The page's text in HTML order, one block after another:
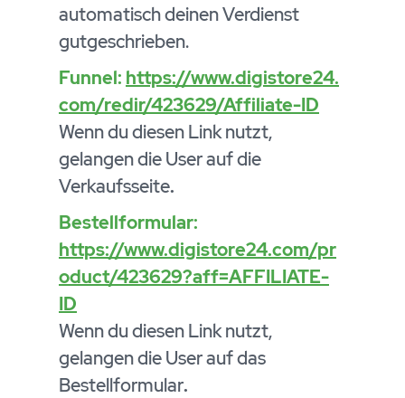
automatisch deinen Verdienst
gutgeschrieben.
Funnel: https://www.digistore24.
com/redir/423629/Affiliate-ID
Wenn du diesen Link nutzt,
gelangen die User auf die
Verkaufsseite.
Bestellformular:
https://www.digistore24.com/pr
oduct/423629?aff=AFFILIATE-
ID
Wenn du diesen Link nutzt,
gelangen die User auf das
Bestellformular.